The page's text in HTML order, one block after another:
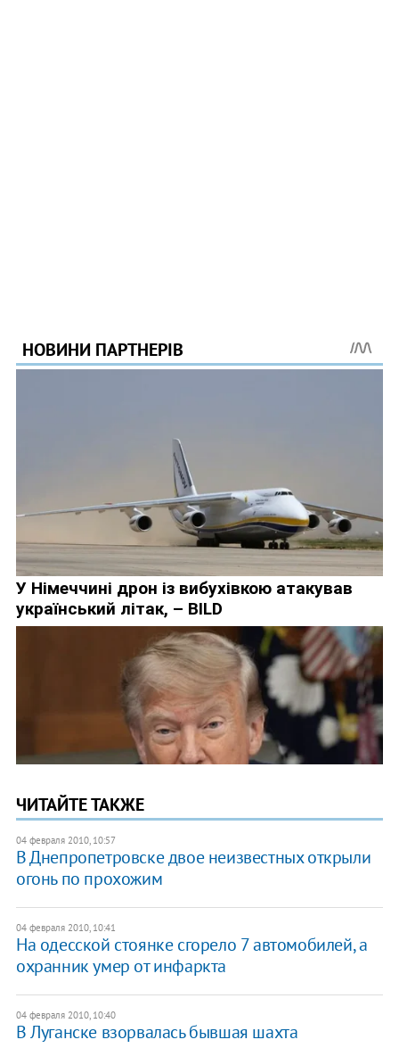
ЧИТАЙТЕ ТАКЖЕ
04 февраля 2010, 10:57
В Днепропетровске двое неизвестных открыли
огонь по прохожим
04 февраля 2010, 10:41
На одесской стоянке сгорело 7 автомобилей, а
охранник умер от инфаркта
04 февраля 2010, 10:40
В Луганске взорвалась бывшая шахта